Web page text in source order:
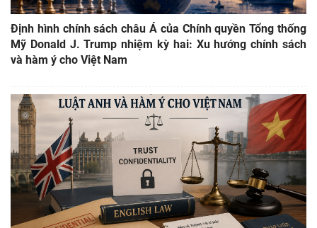
Định hình chính sách châu Á của Chính quyền Tổng thống
Mỹ Donald J. Trump nhiệm kỳ hai: Xu hướng chính sách
và hàm ý cho Việt Nam